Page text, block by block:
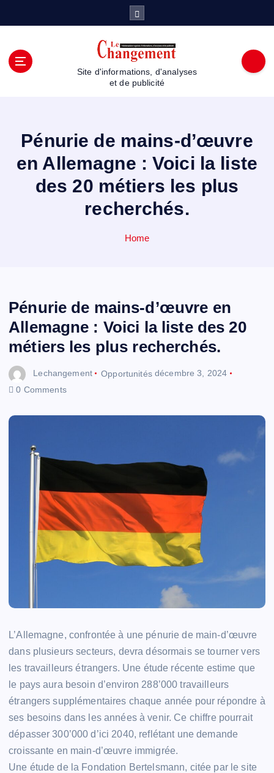
Site d'informations, d'analyses
et de publicité
Pénurie de mains-d’œuvre
en Allemagne : Voici la liste
des 20 métiers les plus
recherchés.
Home
Pénurie de mains-d’œuvre en
Allemagne : Voici la liste des 20
métiers les plus recherchés.
Lechangement Opportunités décembre 3, 2024
0 Comments
L’Allemagne, confrontée à une pénurie de main-d’œuvre
dans plusieurs secteurs, devra désormais se tourner vers
les travailleurs étrangers. Une étude récente estime que
le pays aura besoin d’environ 288’000 travailleurs
étrangers supplémentaires chaque année pour répondre à
ses besoins dans les années à venir. Ce chiffre pourrait
dépasser 300’000 d’ici 2040, reflétant une demande
croissante en main-d’œuvre immigrée.
Une étude de la Fondation Bertelsmann, citée par le site